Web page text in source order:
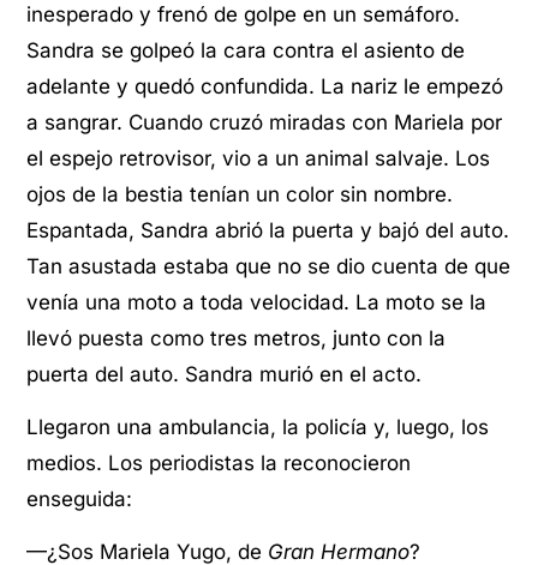
inesperado y frenó de golpe en un semáforo.
Sandra se golpeó la cara contra el asiento de
adelante y quedó confundida. La nariz le empezó
a sangrar. Cuando cruzó miradas con Mariela por
el espejo retrovisor, vio a un animal salvaje. Los
ojos de la bestia tenían un color sin nombre.
Espantada, Sandra abrió la puerta y bajó del auto.
Tan asustada estaba que no se dio cuenta de que
venía una moto a toda velocidad. La moto se la
llevó puesta como tres metros, junto con la
puerta del auto. Sandra murió en el acto.
Llegaron una ambulancia, la policía y, luego, los
medios. Los periodistas la reconocieron
enseguida:
—¿Sos Mariela Yugo, de Gran Hermano?